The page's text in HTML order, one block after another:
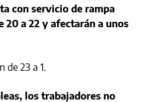
con servicio de rampa
20 a 22 y afectarán a unos
de 23 a 1.
los trabajadores no